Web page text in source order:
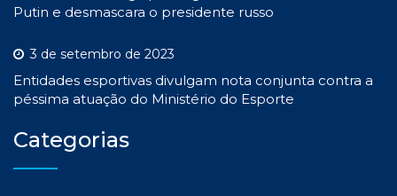
Putin e desmascara o presidente russo
3 de setembro de 2023
Entidades esportivas divulgam nota conjunta contra a
péssima atuação do Ministério do Esporte
Categorias